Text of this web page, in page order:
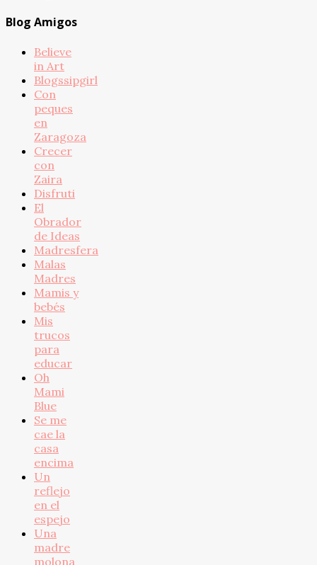
Blog Amigos
Believe
in Art
Blogssipgirl
Con
peques
en
Zaragoza
Crecer
con
Zaira
Disfruti
El
Obrador
de Ideas
Madresfera
Malas
Madres
Mamis y
bebés
Mis
trucos
para
educar
Oh
Mami
Blue
Se me
cae la
casa
encima
Un
reflejo
en el
espejo
Una
madre
molona